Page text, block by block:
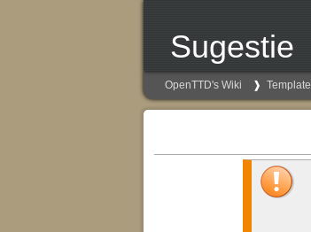
Sugestie
OpenTTD's Wiki Template